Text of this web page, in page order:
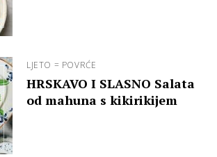
LJETO = POVRĆE
HRSKAVO I SLASNO Salata
od mahuna s kikirikijem